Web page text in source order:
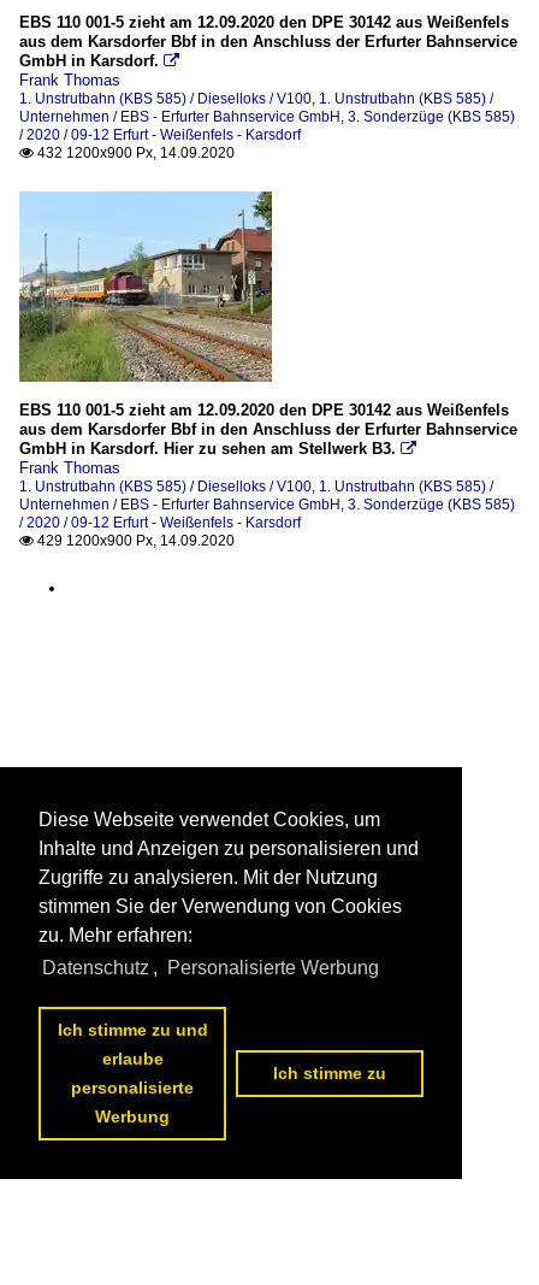
EBS 110 001-5 zieht am 12.09.2020 den DPE 30142 aus Weißenfels
aus dem Karsdorfer Bbf in den Anschluss der Erfurter Bahnservice
GmbH in Karsdorf. 
Frank Thomas
1. Unstrutbahn (KBS 585) / Dieselloks / V100, 1. Unstrutbahn (KBS 585) /
Unternehmen / EBS - Erfurter Bahnservice GmbH , 3. Sonderzüge (KBS 585)
/ 2020 / 09-12 Erfurt - Weißenfels - Karsdorf
 432 1200x900 Px, 14.09.2020
EBS 110 001-5 zieht am 12.09.2020 den DPE 30142 aus Weißenfels
aus dem Karsdorfer Bbf in den Anschluss der Erfurter Bahnservice
GmbH in Karsdorf. Hier zu sehen am Stellwerk B3. 
Frank Thomas
1. Unstrutbahn (KBS 585) / Dieselloks / V100, 1. Unstrutbahn (KBS 585) /
Unternehmen / EBS - Erfurter Bahnservice GmbH , 3. Sonderzüge (KBS 585)
/ 2020 / 09-12 Erfurt - Weißenfels - Karsdorf
 429 1200x900 Px, 14.09.2020
Diese Webseite verwendet Cookies, um
Inhalte und Anzeigen zu personalisieren und
Zugriffe zu analysieren. Mit der Nutzung
stimmen Sie der Verwendung von Cookies
zu. Mehr erfahren:
Datenschutz , Personalisierte Werbung
Ich stimme zu und
erlaube
personalisierte
Werbung
Ich stimme zu